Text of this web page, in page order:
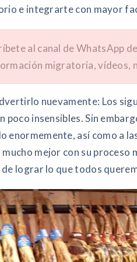
e integrarte con mayor
al canal de WhatsApp
migratoria, vídeos,
nuevamente: Los
poco insensibles. Sin
enormemente, así como a
mucho mejor con su
de lograr lo que todos